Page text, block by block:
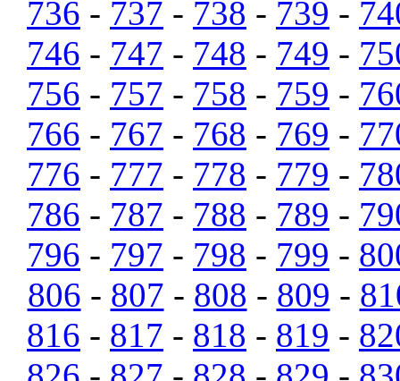
736 - 737 - 738 - 739 -
746 - 747 - 748 - 749 -
756 - 757 - 758 - 759 -
766 - 767 - 768 - 769 -
776 - 777 - 778 - 779 -
786 - 787 - 788 - 789 -
796 - 797 - 798 - 799 -
806 - 807 - 808 - 809 -
816 - 817 - 818 - 819 -